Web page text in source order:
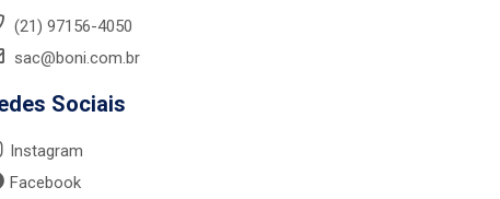
(21) 97156-4050
sac@boni.com.br
Sociais
Instagram
Facebook